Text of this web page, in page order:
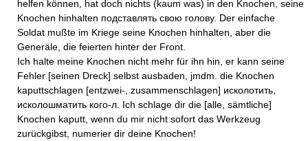
helfen können, hat doch nichts (kaum was) in den Knochen, seine
Knochen hinhalten подставлять свою голову. Der einfache
Soldat mußte im Kriege seine Knochen hinhalten, aber die
Generäle, die feierten hinter der Front.
Ich halte meine Knochen nicht mehr für ihn hin, er kann seine
Fehler [seinen Dreck] selbst ausbaden, jmdm. die Knochen
kaputtschlagen [entzwei-, zusammenschlagen] исколотить,
исколошматить кого-л. Ich schlage dir die [alle, sämtliche]
Knochen kaputt, wenn du mir nicht sofort das Werkzeug
zurückgibst, numerier dir deine Knochen!